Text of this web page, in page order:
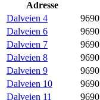
Adresse
Dalveien 4
9690
Dalveien 6
9690
Dalveien 7
9690
Dalveien 8
9690
Dalveien 9
9690
Dalveien 10
9690
Dalveien 11
9690